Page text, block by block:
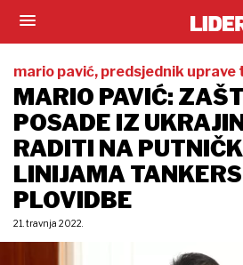
mario pavić, predsjednik uprave
MARIO PAVIĆ:
POSADE IZ
RADITI NA
LINIJAMA
PLOVIDBE
21. travnja 2022.